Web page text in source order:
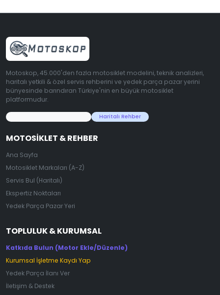
Motoskop, 45.000'den fazla motosiklet modelini, teknik analizleri,
haritalı yetkili & özel servis rehberini ve yedek parça pazar yerini
bünyesinde barındıran Türkiye'nin en büyük motosiklet
platformudur.
Haritalı Rehber
MOTOSIKLET & REHBER
Ana Sayfa
Motosiklet Markaları (A-Z)
Servis Bul (Haritalı)
Ekspertiz Noktaları
Yedek Parça Pazar Yeri
TOPLULUK & KURUMSAL
Katkıda Bulun (Motor Ekle/Düzenle)
Kurumsal İşletme Kaydı Yap
Yedek Parça İlanı Ver
İletişim & Destek